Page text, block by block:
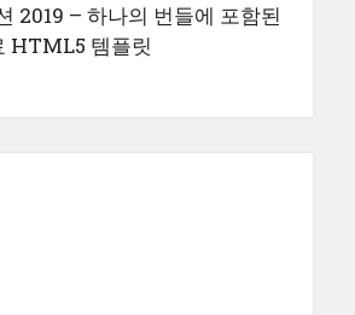
2019 – 하나의 번들에 포함된
HTML5 템플릿